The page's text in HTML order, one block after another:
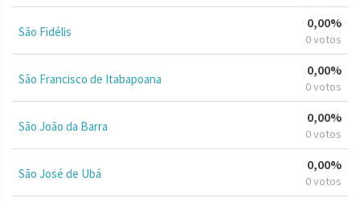
São Fidélis
0,00%
0 votos
São Francisco de Itabapoana
0,00%
0 votos
São João da Barra
0,00%
0 votos
São José de Ubá
0,00%
0 votos